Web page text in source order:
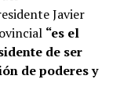
Javier
“es el
de ser
de poderes y